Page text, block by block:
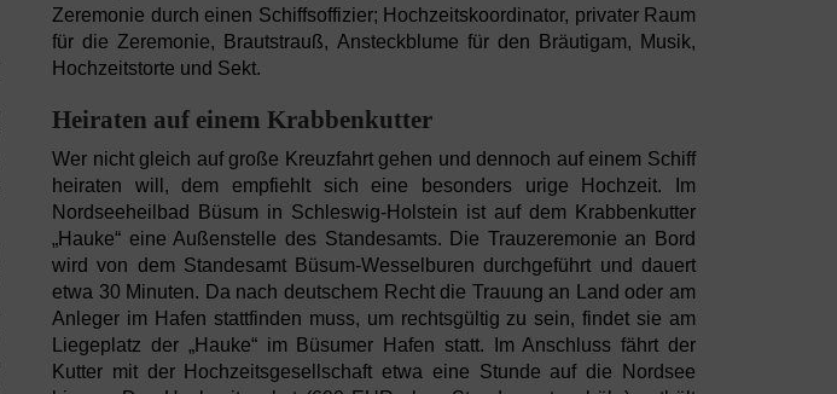
Zeremonie durch einen Schiffsoffizier; Hochzeitskoordinator, privater Raum
für die Zeremonie, Brautstrauß, Ansteckblume für den Bräutigam, Musik,
Hochzeitstorte und Sekt.
Heiraten auf einem Krabbenkutter
Wer nicht gleich auf große Kreuzfahrt gehen und dennoch auf einem Schiff
heiraten will, dem empfiehlt sich eine besonders urige Hochzeit. Im
Nordseeheilbad Büsum in Schleswig-Holstein ist auf dem Krabbenkutter
„Hauke“ eine Außenstelle des Standesamts. Die Trauzeremonie an Bord
wird von dem Standesamt Büsum-Wesselburen durchgeführt und dauert
etwa 30 Minuten. Da nach deutschem Recht die Trauung an Land oder am
Anleger im Hafen stattfinden muss, um rechtsgültig zu sein, findet sie am
Liegeplatz der „Hauke“ im Büsumer Hafen statt. Im Anschluss fährt der
Kutter mit der Hochzeitsgesellschaft etwa eine Stunde auf die Nordsee